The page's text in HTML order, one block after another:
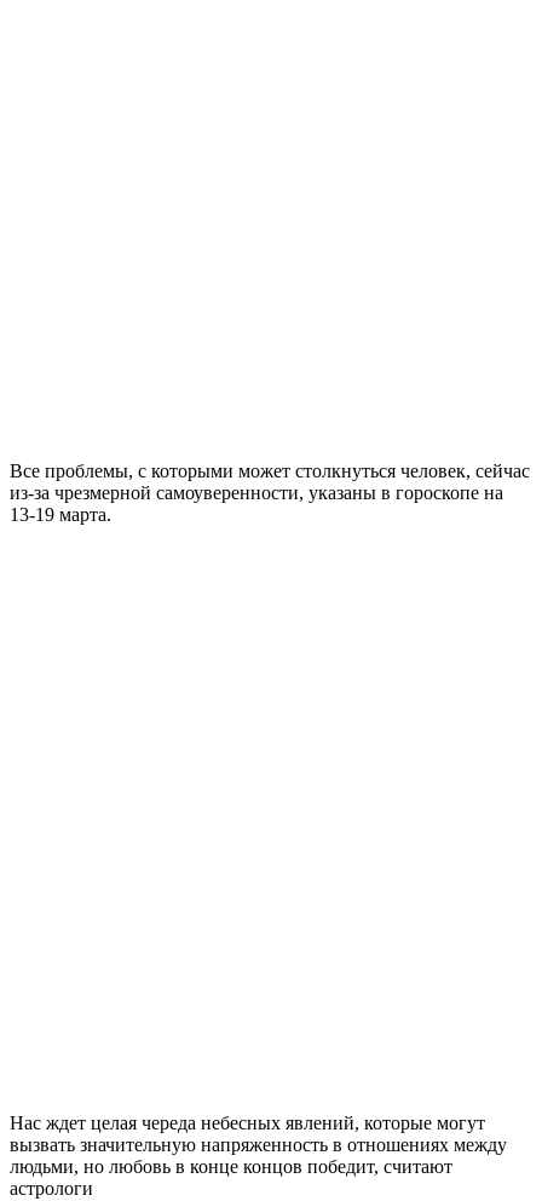
Все проблемы, с которыми может столкнуться человек, сейчас
из-за чрезмерной самоуверенности, указаны в гороскопе на
13-19 марта.
Нас ждет целая череда небесных явлений, которые могут
вызвать значительную напряженность в отношениях между
людьми, но любовь в конце концов победит, считают
астрологи